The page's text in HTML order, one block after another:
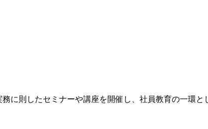
に則したセミナーや講座を開催し、社員教育の一環と